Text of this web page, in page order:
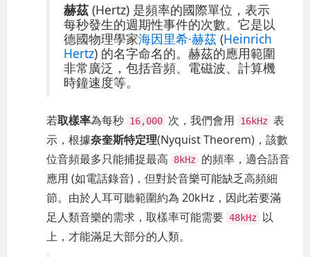
赫茲 (Hertz) 是頻率的國際單位，表示
每秒發生的週期性事件的次數。它是以
德國物理學家海因里希·赫茲 (Heinrich
Hertz) 的名字命名的。赫茲的應用範圍
非常廣泛，包括音頻、電磁波、計算機
時鐘速度等。
若取樣率為每秒 16,000 次，我們會用 16kHz 表
示，根據奈奎斯特定理(Nyquist Theorem)，該數
位音頻最多只能捕捉最高
8kHz
的頻率，適合語音
應用 (如電話錄音)，但對於音樂可能缺乏高頻細
節。由於人耳可聽範圍約為 20kHz，因此若要滿
足人類音樂的需求，取樣率可能需要 48kHz
以
上，才能滿足大部分的人類。